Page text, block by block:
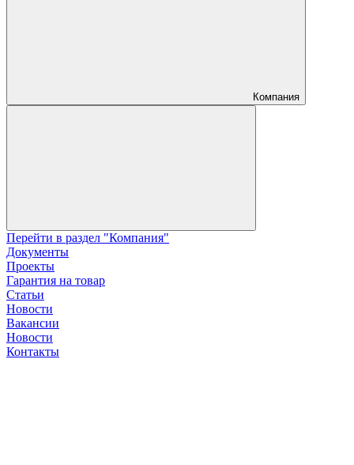
Компания
Перейти в раздел "Компания"
Документы
Проекты
Гарантия на товар
Статьи
Новости
Вакансии
Новости
Контакты